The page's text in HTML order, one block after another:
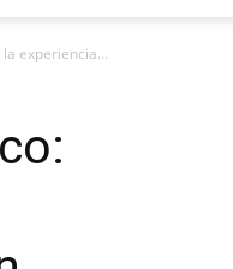
experiencia...